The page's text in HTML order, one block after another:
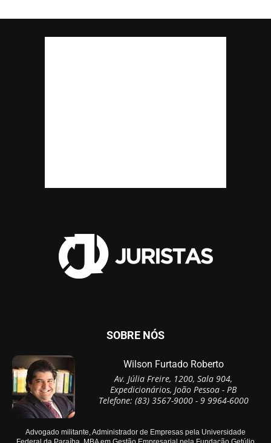
SOBRE NÓS
Wilson Furtado Roberto
Av. Júlia Freire, 1200, Sala 904,
Expedicionários, João Pessoa - PB
Telefone: (83) 3567-9000 - 9 9964-6000
Advogado militante, Administrador de Empresas pela Universidade